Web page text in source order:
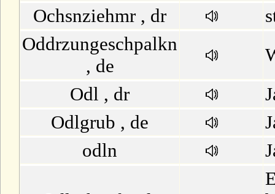
J
K
L
Ochsnziehmr , dr
Oddrzungeschpalkn
, de
Odl , dr
Odlgrub , de
odln